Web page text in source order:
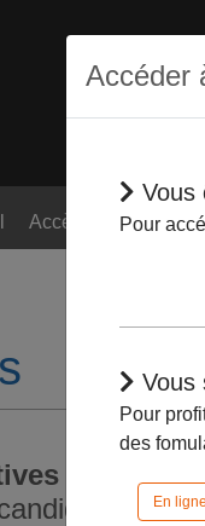
Accès thématique
- Le
Accéder
Vous
Pour
Vous
Pour
des
En